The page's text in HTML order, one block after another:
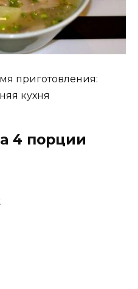
приготовления:
кухня
4 порции